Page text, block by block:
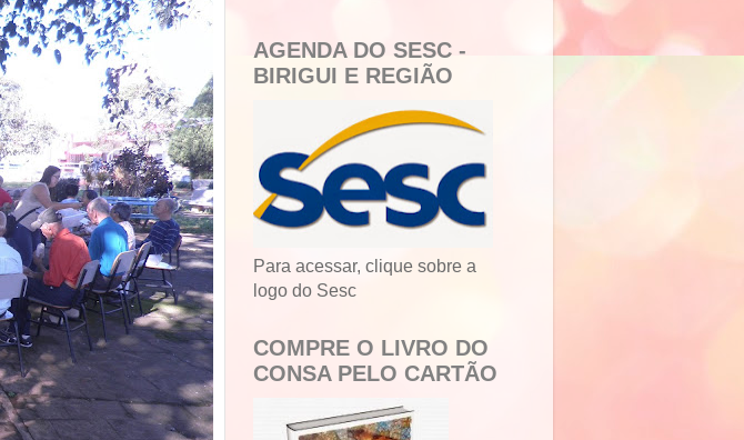
AGENDA DO SESC -
BIRIGUI E REGIÃO
Para acessar, clique sobre a
logo do Sesc
COMPRE O LIVRO DO
CONSA PELO CARTÃO